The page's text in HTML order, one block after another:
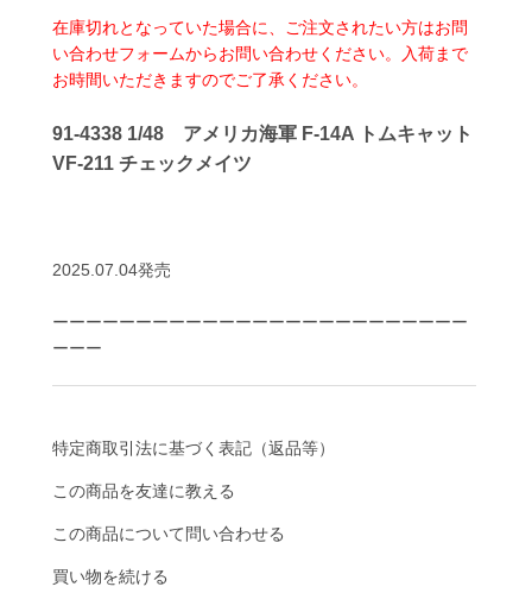
在庫切れとなっていた場合に、ご注文されたい方はお問
い合わせフォームからお問い合わせください。入荷まで
お時間いただきますのでご了承ください。
91-4338 1/48 アメリカ海軍 F-14A トムキャット
VF-211 チェックメイツ
2025.07.04発売
ーーーーーーーーーーーーーーーーーーーーーーーーー
ーーー
特定商取引法に基づく表記（返品等）
この商品を友達に教える
この商品について問い合わせる
買い物を続ける